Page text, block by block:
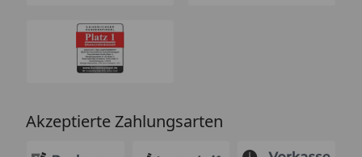
Akzeptierte Zahlungsarten